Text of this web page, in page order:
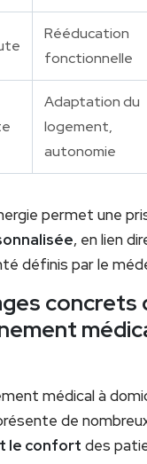
Rééducation
fonctionnelle
Adaptation du
logement,
autonomie
permet une
, en lien
définis par le
concrets
médical à
de
le confort des